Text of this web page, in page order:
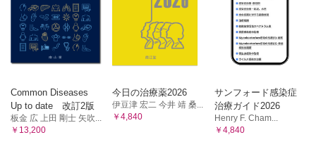
Common Diseases
Up to date 改訂2版
板金 広 上田 剛士 矢吹...
￥13,200
今日の治療薬2026
伊豆津 宏二 今井 靖 桑...
￥4,840
サンフォード感染症
治療ガイド2026
Henry F. Cham...
￥4,840